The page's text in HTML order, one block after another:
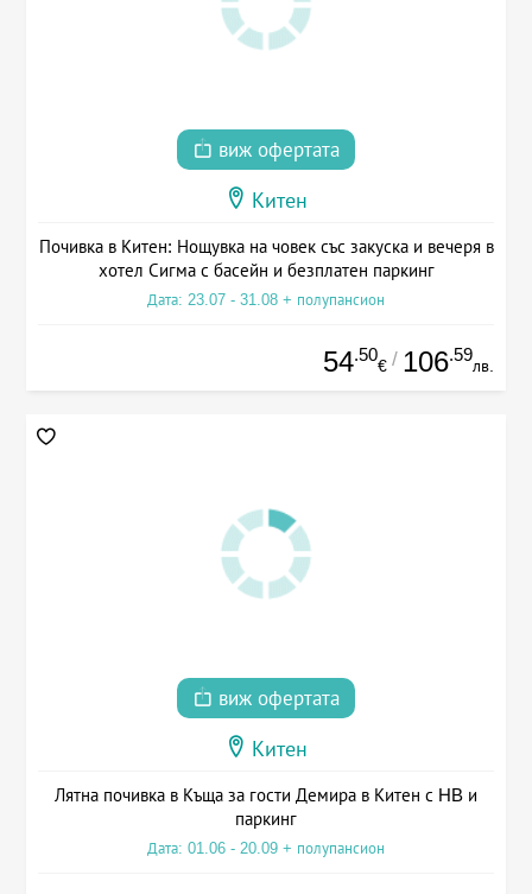
виж офертата
Китен
Почивка в Китен: Нощувка на човек със закуска и вечеря в
хотел Сигма с басейн и безплатен паркинг
Дата: 23.07 - 31.08 + полупансион
54.50
€ / 106.59
лв.
виж офертата
Китен
Лятна почивка в Къща за гости Демира в Китен с HB и
паркинг
Дата: 01.06 - 20.09 + полупансион